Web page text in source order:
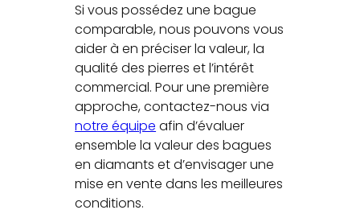
Si vous possédez une bague
comparable, nous pouvons vous
aider à en préciser la valeur, la
qualité des pierres et l’intérêt
commercial. Pour une première
approche, contactez-nous via
notre équipe afin d’évaluer
ensemble la valeur des bagues
en diamants et d’envisager une
mise en vente dans les meilleures
conditions.